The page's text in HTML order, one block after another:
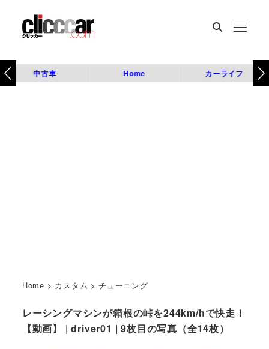
中古車 Home カーライフ
Home > カスタム >チューニング
レーシングマシンが箱根の峠を244km/hで快走！
【動画】 | driver01 | 9枚目の写真（全14枚）